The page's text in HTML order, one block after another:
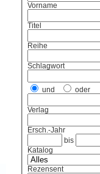
Vorname
Titel
Reihe
Schlagwort
und oder
Verlag
Ersch.-Jahr
bis
Katalog
Rezensent